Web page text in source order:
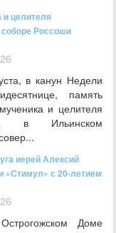
и целителя
Россоши
в канун Недели
память
и целителя
в Ильинском
иерей Алексий
«Стимул» с 20-летием
Доме